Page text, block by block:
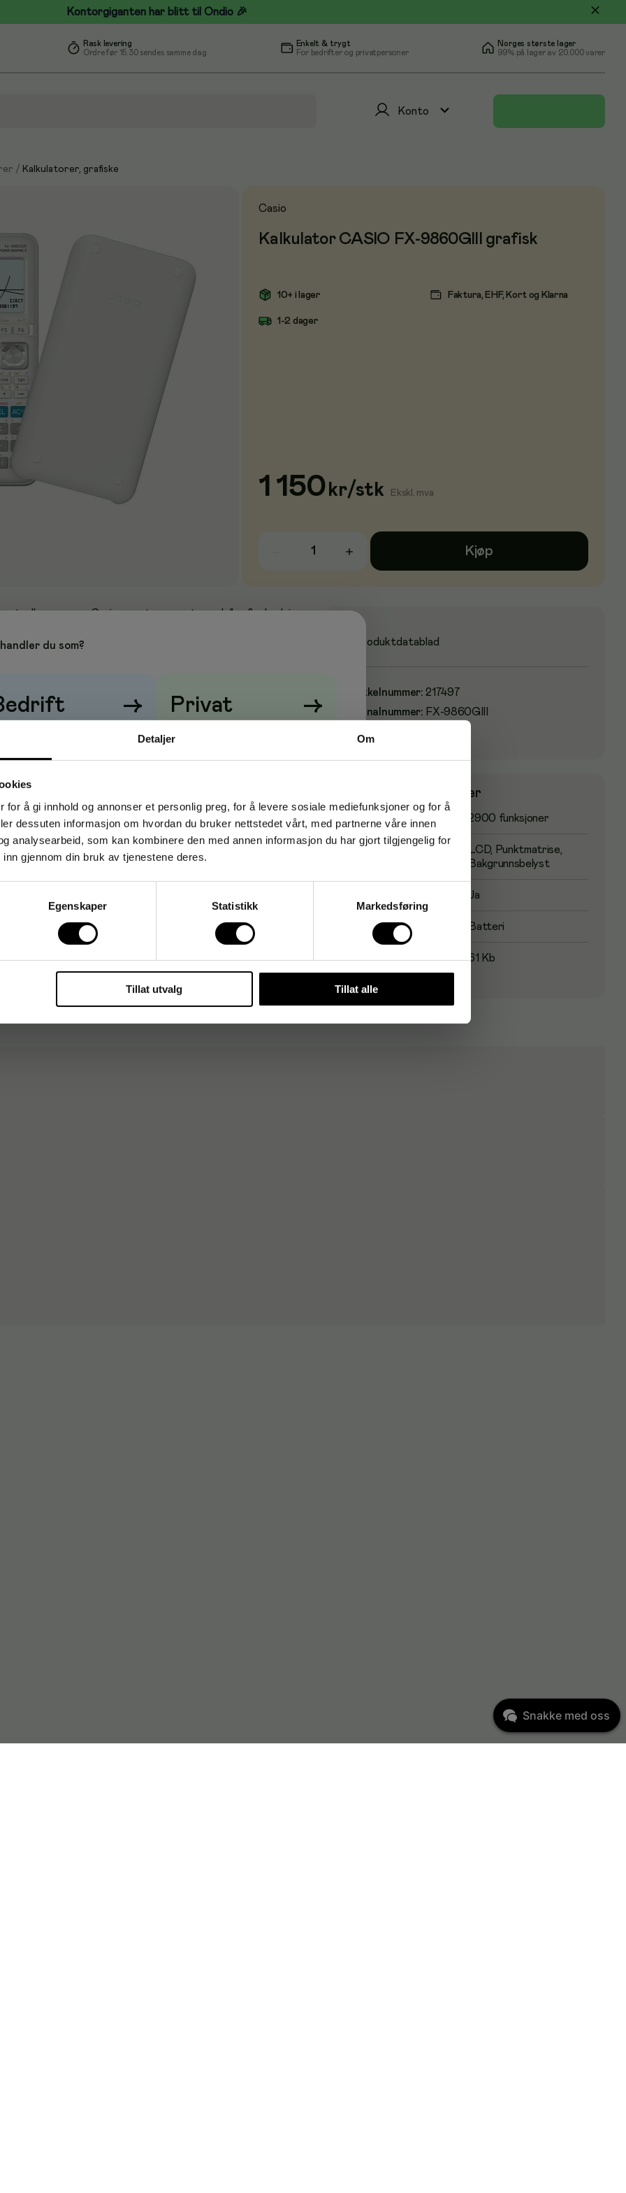
Detaljer Om
for å gi innhold og annonser et personlig preg, for å levere sosiale mediefunksjoner og for å
dessuten informasjon om hvordan du bruker nettstedet vårt, med partnerne våre innen
analysearbeid, som kan kombinere den med annen informasjon du har gjort tilgjengelig for
gjennom din bruk av tjenestene deres.
Egenskaper Statistikk Markedsføring
Tillat utvalg Tillat alle
Kontorgiganten har blitt til Ondio 🎉
Rask levering
Ordre før 15.30 sendes samme dag
Enkelt & trygt
For bedrifter og privatpersoner
Norges største lager
99% på lager av 20.000 varer
Konto
/ Kalkulatorer, grafiske
Casio
Kalkulator CASIO FX-9860GIII grafisk
10+ i lager
1-2 dager
Faktura, EHF, Kort og Klarna
1 150 kr/stk Ekskl. mva
Kjøp
og en av Casios mest avanserte modeller for bruk i
de fleste funskjoner og den store 'naturlige skjermen'
kvadratrøtter og andre numeriske uttrykk på samme
Du kan prosjektere funksjonene grafisk i ett enkelt
Trekker ut funksjonene i grafer og opprett
analyse av opprettede grafer og utfører regresjoner.
216x384 piksler og har USB-port for å overføre data fra
61 kb
Produktdatablad
Artikkelnummer: 217497
Originalnummer: FX-9860GIII
Produktspesifikasjoner
Antall funksjoner 2900 funksjoner
Display type
LCD, Punktmatrise,
Bakgrunnsbelyst
Ja
Strømkilde Batteri
Minnekapasitet 61 Kb
du som?
→ Privat →
Snakke med oss